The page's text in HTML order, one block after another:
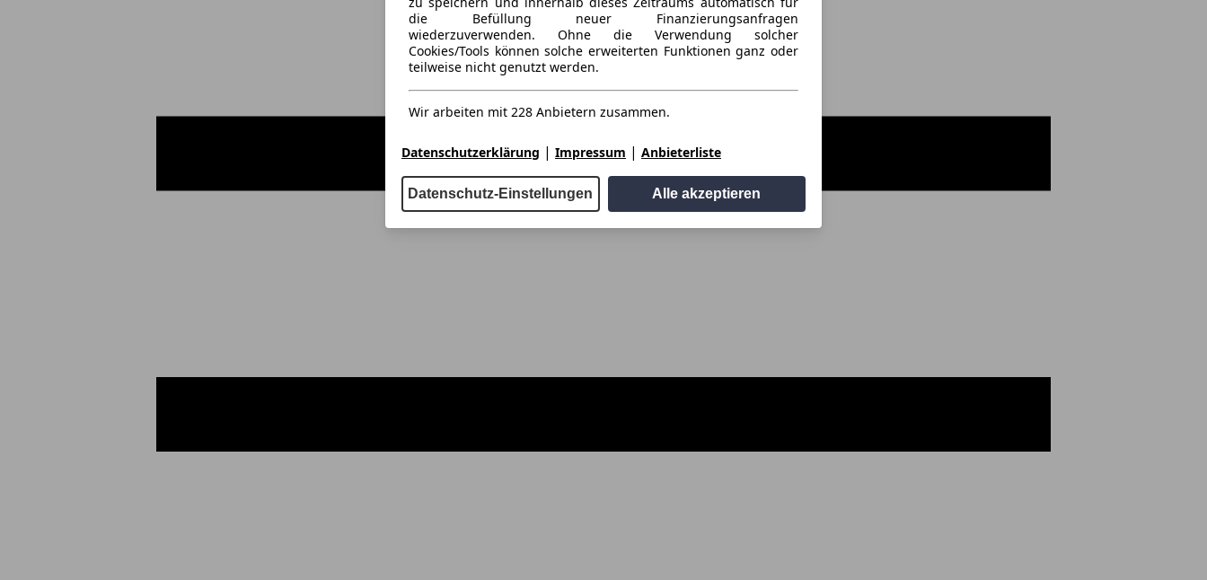
die Befüllung neuer Finanzierungsanfragen
wiederzuverwenden. Ohne die Verwendung solcher
Cookies/Tools können solche erweiterten Funktionen ganz oder
teilweise nicht genutzt werden.
Wir arbeiten mit 228 Anbietern zusammen.
Datenschutzerklärung | Impressum | Anbieterliste
Datenschutz-Einstellungen Alle akzeptieren